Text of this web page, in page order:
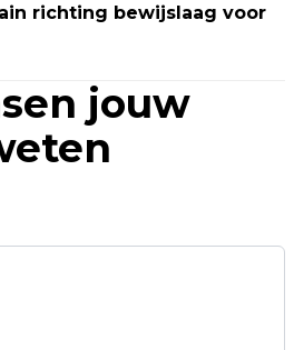
richting bewijslaag voor
jouw